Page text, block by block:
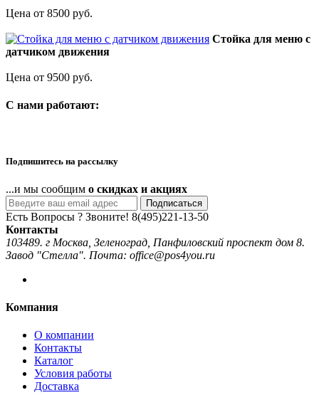
Цена от 8500 руб.
Стойка для меню с
датчиком движения
Цена от 9500 руб.
C нами работают:
Подпишитесь на рассылку
...и мы сообщим о скидках и акциях
Подписаться
Есть Вопросы ? Звоните! 8(495)221-13-50
Контакты
103489. г Москва, Зеленоград, Панфиловский проспект дом 8.
Завод "Стелла". Почта: office@pos4you.ru
Компания
О компании
Контакты
Каталог
Условия работы
Доставка